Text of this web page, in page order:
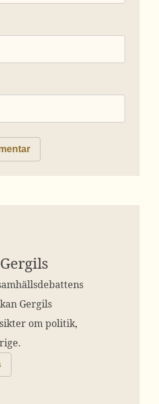
Gergils
om politik,